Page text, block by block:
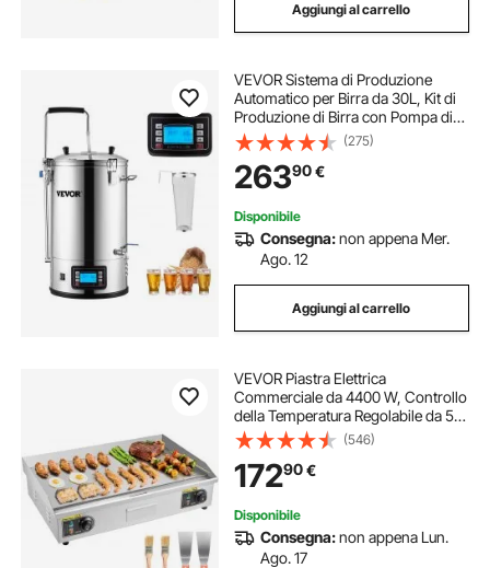
Aggiungi al carrello
VEVOR Sistema di Produzione
Automatico per Birra da 30L, Kit di
Produzione di Birra con Pompa di
Circolazione e Accessori Completi,
Attrezzatura di Produzione di Birra
per Uso Commerciale o Domestico
(275)
26390€
Disponibile
Consegna:non appena Mer.
Ago. 12
Aggiungi al carrello
VEVOR Piastra Elettrica
Commerciale da 4400 W, Controllo
della Temperatura Regolabile da 50
a 300 °C, Griglia da Banco in
Piastra in Metallo con 2 Spatole e 2
Spazzole, per Bistecche, Senza
Spina
(546)
17290€
Disponibile
Consegna:non appena Lun.
Ago. 17